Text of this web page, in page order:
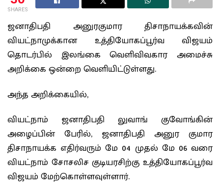
SHARES
ஜனாதிபதி அனுரகுமார திசாநாயக்கவின்
வியட்நாமுக்கான உத்தியோகப்பூர்வ விஜயம்
தொடர்பில் இலங்க‍ை வெளிவிவகார அமைச்சு
அறிக்கை ஒன்றை வெளியிட்டுள்ளது.
அந்த அறிக்கையில்,
வியட்நாம் ஜனாதிபதி லுவாங் குவோங்கின்
அழைப்பின் பேரில், ஜனாதிபதி அனுர குமார
திசாநாயக்க எதிர்வரும் மே 04 முதல் மே 06 வரை
வியட்நாம் சோசலிச குடியரசிற்கு உத்தியோகப்பூர்வ
விஜயம் மேற்கொள்ளவுள்ளார்.